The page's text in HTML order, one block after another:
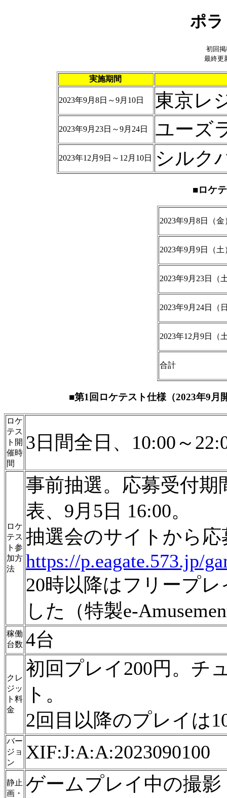
ポ
初回
最終更
実施期間
2023年9月8日～9月10日 東京レ
2023年9月23日～9月24日 ユーズ
2023年12月9日～12月10日 シルク
■ロケ
2023年9月8日（金
2023年9月9日（
2023年9月23日（
2023年9月24日（
2023年12月9日（
合計
■第1回ロケテスト仕様（2023年9月
ロケ
テス
ト開
催時
間
3日間全日、10:00～
ロケ
テス
ト参
加方
法
事前抽選。応募受付期
表、9月5日 16:00。
抽選会のサイトから応
https://p.eagate.573.jp/
20時以降はフリープ
した（特製e-
稼働
台数 4台
クレ
ジッ
ト料
金
初回プレイ200円。チ
ト。
2回目以降のプレイは
バー
ジョ
ン
XIF:J:A:A:2023090100
静止
画・
ゲームプレイ中の撮